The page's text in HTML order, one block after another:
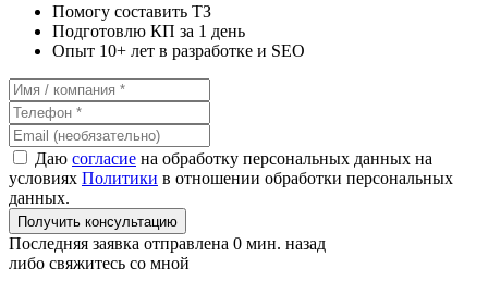
Помогу составить ТЗ
Подготовлю КП за 1 день
Опыт 10+ лет в разработке и SEO
Даю согласие на обработку персональных данных на
условиях Политики в отношении обработки персональных
данных.
Получить консультацию
Последняя заявка отправлена 0 мин. назад
либо свяжитесь со мной